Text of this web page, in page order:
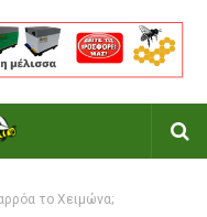
το Χειμώνα;